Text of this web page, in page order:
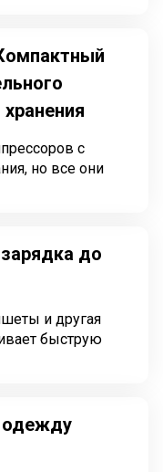
с
но все они
до
и другая
быструю
одежду